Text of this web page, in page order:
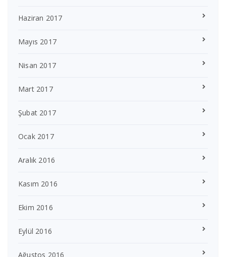
Haziran 2017
Mayıs 2017
Nisan 2017
Mart 2017
Şubat 2017
Ocak 2017
Aralık 2016
Kasım 2016
Ekim 2016
Eylül 2016
Ağustos 2016